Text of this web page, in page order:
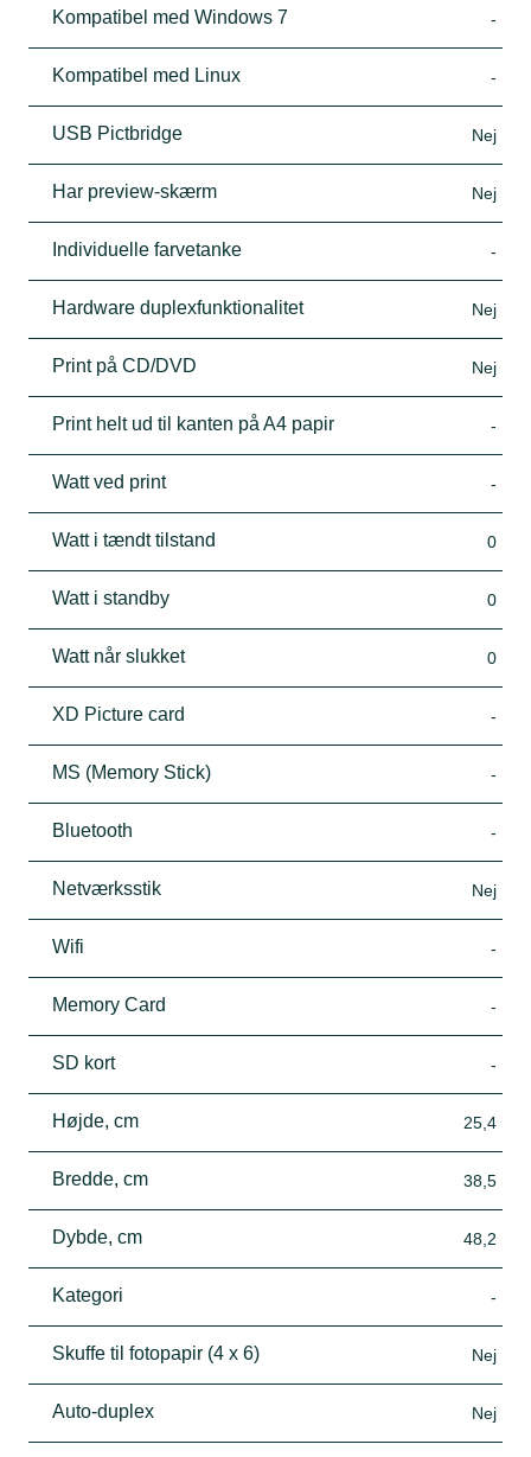
Kompatibel med Windows 7 -
Kompatibel med Linux -
USB Pictbridge Nej
Har preview-skærm Nej
Individuelle farvetanke -
Hardware duplexfunktionalitet Nej
Print på CD/DVD Nej
Print helt ud til kanten på A4 papir -
Watt ved print -
Watt i tændt tilstand 0
Watt i standby 0
Watt når slukket 0
XD Picture card -
MS (Memory Stick) -
Bluetooth -
Netværksstik Nej
Wifi -
Memory Card -
SD kort -
Højde, cm 25,4
Bredde, cm 38,5
Dybde, cm 48,2
Kategori -
Skuffe til fotopapir (4 x 6) Nej
Auto-duplex Nej